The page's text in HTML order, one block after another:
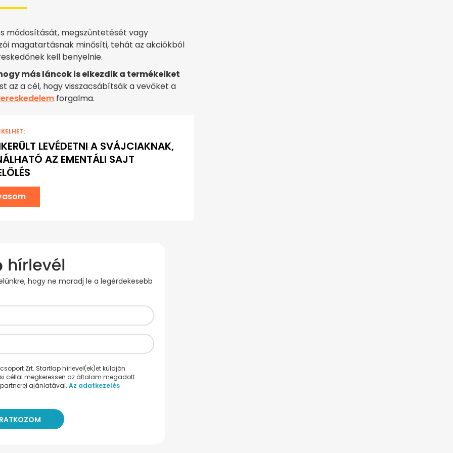
módosítását, megszüntetését vagy
magatartásnak minősíti, tehát az akciókból
kell benyelnie.
más láncok is elkezdik a termékeiket
az a cél, hogy visszacsábítsák a vevőket a
forgalma.
LEVÉDETNI A SVÁJCIAKNAK,
AZ EMENTÁLI SAJT
hogy ne maradj le a legérdekesebb
Zrt. Startlap hírlevel(ek)et küldjön
céllal megkeressen az általam megadott
ajánlatával. Az adatkezelés